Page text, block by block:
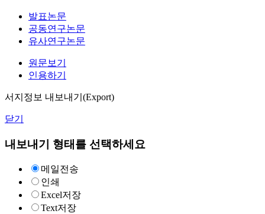
발표논문
공동연구논문
유사연구논문
원문보기
인용하기
서지정보 내보내기(Export)
닫기
내보내기 형태를 선택하세요
메일전송
인쇄
Excel저장
Text저장